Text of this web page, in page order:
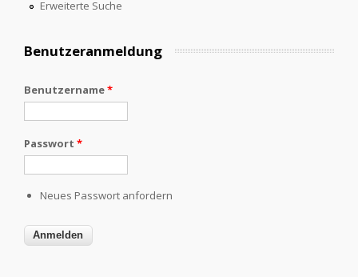
Erweiterte Suche
Benutzeranmeldung
Benutzername*
Passwort *
Neues Passwort anfordern